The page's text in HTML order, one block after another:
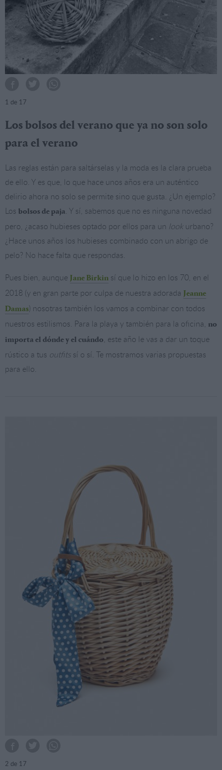
1 de 17
Los bolsos del verano que ya no son solo
para el verano
Las reglas están para saltárselas y la moda es la clara prueba
de ello. Y es que, lo que hace unos años era un auténtico
delirio ahora no solo se permite sino que gusta. ¿Un ejemplo?
Los bolsos de paja. Y sí, sabemos que no es ninguna novedad
pero, ¿acaso hubieses optado por ellos para un look urbano?
¿Hace unos años los hubieses combinado con un abrigo de
pelo? No hace falta que respondas.
Pues bien, aunque Jane Birkin sí que lo hizo en los 70, en el
2018 (y en gran parte por culpa de nuestra adorada
Jeanne
Damas) nosotras también los vamos a combinar con todos
nuestros estilismos. Para la playa y también para la oficina, no
importa el dónde y el cuándo, este año le vas a dar un toque
rústico a tus outfits sí o sí. Te mostramos varias propuestas
para ello.
2 de 17